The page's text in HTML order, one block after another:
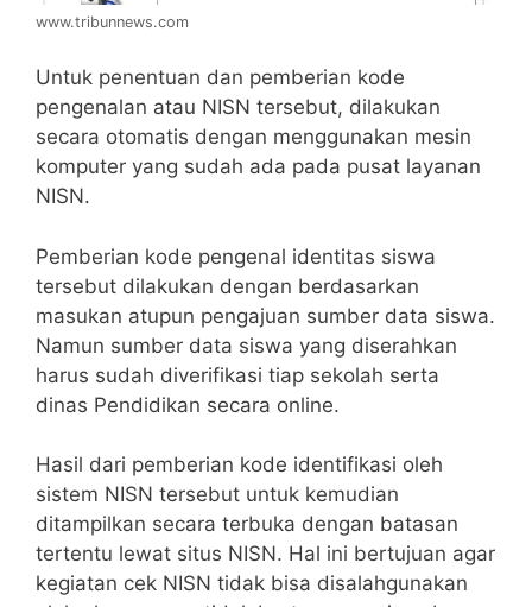
www.tribunnews.com
Untuk penentuan dan pemberian kode
pengenalan atau NISN tersebut, dilakukan
secara otomatis dengan menggunakan mesin
komputer yang sudah ada pada pusat layanan
NISN.
Pemberian kode pengenal identitas siswa
tersebut dilakukan dengan berdasarkan
masukan atupun pengajuan sumber data siswa.
Namun sumber data siswa yang diserahkan
harus sudah diverifikasi tiap sekolah serta
dinas Pendidikan secara online.
Hasil dari pemberian kode identifikasi oleh
sistem NISN tersebut untuk kemudian
ditampilkan secara terbuka dengan batasan
tertentu lewat situs NISN. Hal ini bertujuan agar
kegiatan cek NISN tidak bisa disalahgunakan